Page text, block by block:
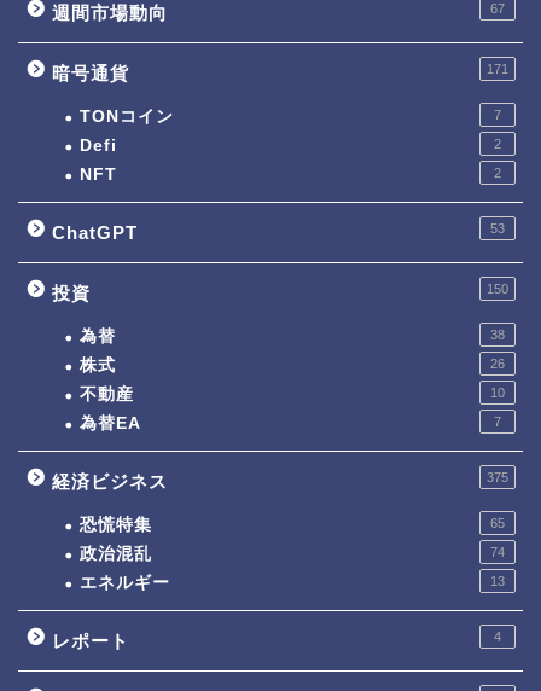
週間市場動向 67
暗号通貨 171
TONコイン 7
Defi 2
NFT 2
ChatGPT 53
投資 150
為替 38
株式 26
不動産 10
為替EA 7
経済ビジネス 375
恐慌特集 65
政治混乱 74
エネルギー 13
レポート 4